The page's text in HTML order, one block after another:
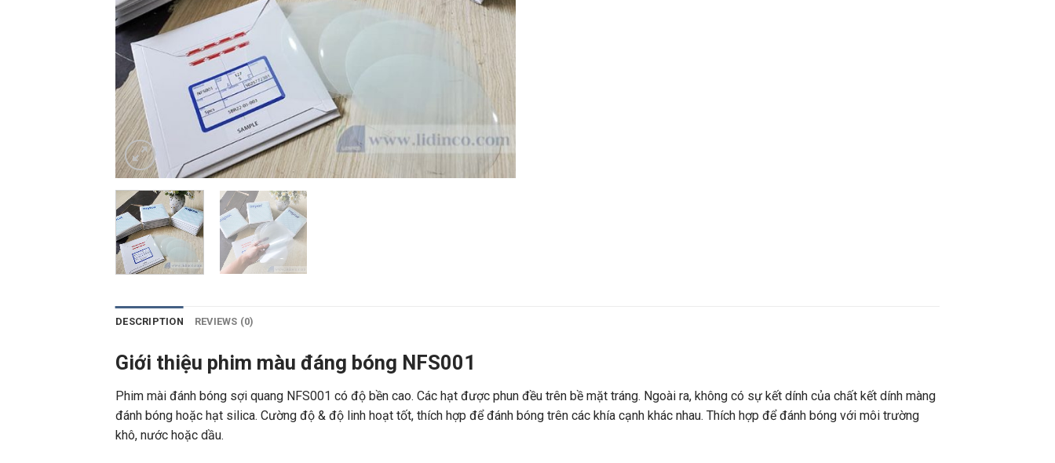
DESCRIPTION REVIEWS (0)
Giới thiệu phim màu đáng bóng NFS001
Phim mài đánh bóng sợi quang NFS001 có độ bền cao. Các hạt được phun đều trên bề mặt tráng. Ngoài ra, không có sự kết dính của chất kết dính màng
đánh bóng hoặc hạt silica. Cường độ & độ linh hoạt tốt, thích hợp để đánh bóng trên các khía cạnh khác nhau. Thích hợp để đánh bóng với môi trường
khô, nước hoặc dầu.